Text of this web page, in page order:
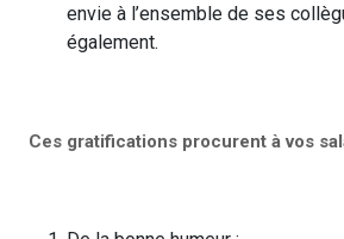
envie à l’ensemble de ses
également.
Ces gratifications procurent à vos